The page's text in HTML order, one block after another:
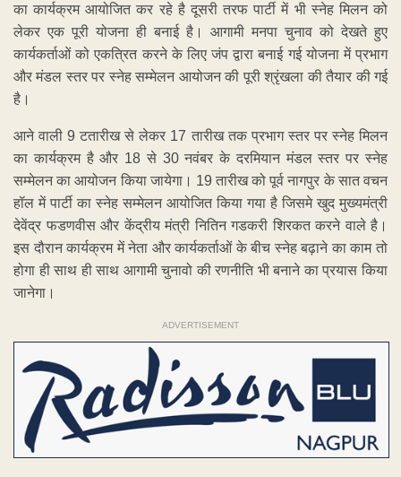
का कार्यक्रम आयोजित कर रहे है दूसरी तरफ पार्टी में भी स्नेह मिलन को
लेकर एक पूरी योजना ही बनाई है। आगामी मनपा चुनाव को देखते हुए
कार्यकर्ताओं को एकत्रित करने के लिए जंप द्वारा बनाई गई योजना में प्रभाग
और मंडल स्तर पर स्नेह सम्मेलन आयोजन की पूरी श्रृंखला की तैयार की गई
है।
आने वाली 9 टतारीख से लेकर 17 तारीख तक प्रभाग स्तर पर स्नेह मिलन
का कार्यक्रम है और 18 से 30 नवंबर के दरमियान मंडल स्तर पर स्नेह
सम्मेलन का आयोजन किया जायेगा। 19 तारीख को पूर्व नागपुर के सात वचन
हॉल में पार्टी का स्नेह सम्मेलन आयोजित किया गया है जिसमे खुद मुख्यमंत्री
देवेंद्र फडणवीस और केंद्रीय मंत्री नितिन गडकरी शिरकत करने वाले है।
इस दौरान कार्यक्रम में नेता और कार्यकर्ताओं के बीच स्नेह बढ़ाने का काम तो
होगा ही साथ ही साथ आगामी चुनावो की रणनीति भी बनाने का प्रयास किया
जानेगा।
ADVERTISEMENT